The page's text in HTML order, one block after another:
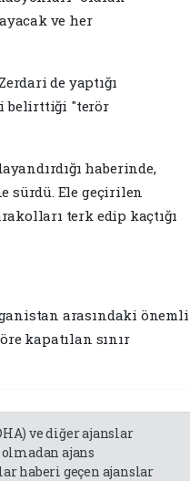
ve her
de yaptığı
belirttiği "terör
haberinde,
sürdü. Ele geçirilen
terk edip kaçtığı
arasındaki önemli
kapatılan sınır
ve diğer ajanslar
ajans
haberi geçen ajanslar